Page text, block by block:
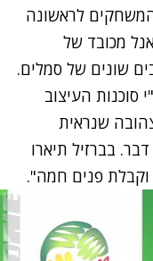
לראשונה
מכובד של
לא פחות מ-25 עיצובים שונים של סמלים.
סוכנות העיצוב
שנראית
בברזיל תיארו
פנים חמה".